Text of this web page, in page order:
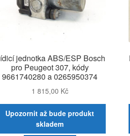
jednotka ABS/ESP Bosch
pro Peugeot 307, kódy
9661740280 a 0265950374
1 815,00 Kč
Upozornit až bude produkt
skladem